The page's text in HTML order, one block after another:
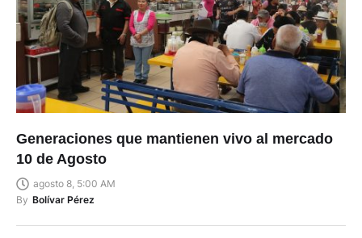
Generaciones que mantienen vivo al mercado
10 de Agosto
agosto 8, 5:00 AM
By Bolívar Pérez